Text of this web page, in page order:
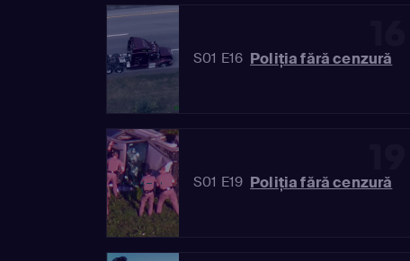
S01 E16 Poliția fără cenzură
S01 E19 Poliția fără cenzură